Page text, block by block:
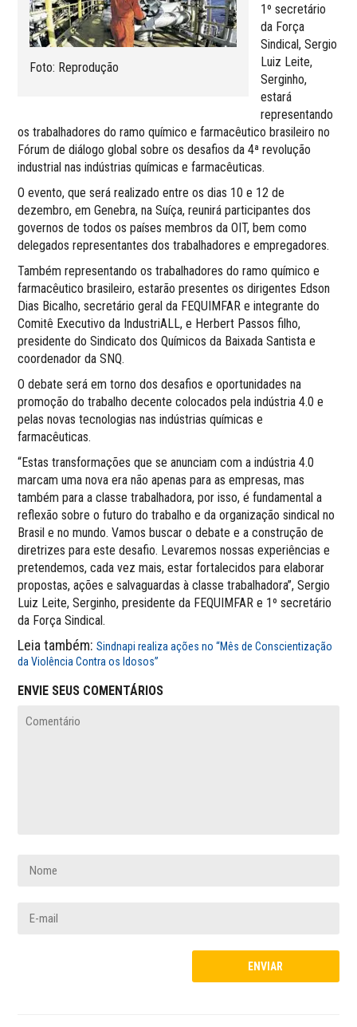
Foto: Reprodução
1º secretário
da Força
Sindical, Sergio
Luiz Leite,
Serginho,
estará
representando
os trabalhadores do ramo químico e farmacêutico brasileiro no
Fórum de diálogo global sobre os desafios da 4ª revolução
industrial nas indústrias químicas e farmacêuticas.
O evento, que será realizado entre os dias 10 e 12 de
dezembro, em Genebra, na Suíça, reunirá participantes dos
governos de todos os países membros da OIT, bem como
delegados representantes dos trabalhadores e empregadores.
Também representando os trabalhadores do ramo químico e
farmacêutico brasileiro, estarão presentes os dirigentes Edson
Dias Bicalho, secretário geral da FEQUIMFAR e integrante do
Comitê Executivo da IndustriALL, e Herbert Passos filho,
presidente do Sindicato dos Químicos da Baixada Santista e
coordenador da SNQ.
O debate será em torno dos desafios e oportunidades na
promoção do trabalho decente colocados pela indústria 4.0 e
pelas novas tecnologias nas indústrias químicas e
farmacêuticas.
“Estas transformações que se anunciam com a indústria 4.0
marcam uma nova era não apenas para as empresas, mas
também para a classe trabalhadora, por isso, é fundamental a
reflexão sobre o futuro do trabalho e da organização sindical no
Brasil e no mundo. Vamos buscar o debate e a construção de
diretrizes para este desafio. Levaremos nossas experiências e
pretendemos, cada vez mais, estar fortalecidos para elaborar
propostas, ações e salvaguardas à classe trabalhadora”, Sergio
Luiz Leite, Serginho, presidente da FEQUIMFAR e 1º secretário
da Força Sindical.
Leia também:Sindnapi realiza ações no “Mês de Conscientização
da Violência Contra os Idosos”
ENVIE SEUS COMENTÁRIOS